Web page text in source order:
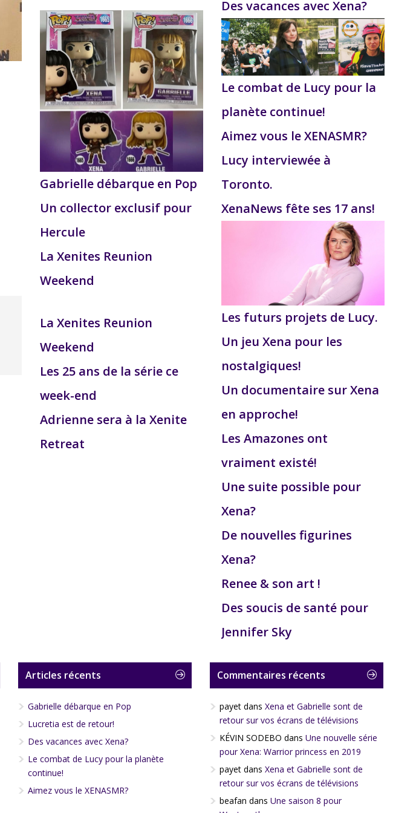
Gabrielle débarque en Pop
Un collector exclusif pour
Hercule
La Xenites Reunion
Weekend
La Xenites Reunion
Weekend
Les 25 ans de la série ce
week-end
Adrienne sera à la Xenite
Retreat
Des vacances avec Xena?
Le combat de Lucy pour la
planète continue!
Aimez vous le XENASMR?
Lucy interviewée à
Toronto.
XenaNews fête ses 17 ans!
Les futurs projets de Lucy.
Un jeu Xena pour les
nostalgiques!
Un documentaire sur Xena
en approche!
Les Amazones ont
vraiment existé!
Une suite possible pour
Xena?
De nouvelles figurines
Xena?
Renee & son art !
Des soucis de santé pour
Jennifer Sky
Articles récents
Gabrielle débarque en Pop
Lucretia est de retour!
Des vacances avec Xena?
Le combat de Lucy pour la planète
continue!
Aimez vous le XENASMR?
Commentaires récents
payet dans Xena et Gabrielle sont de
retour sur vos écrans de télévisions
KÉVIN SODEBO dans Une nouvelle série
pour Xena: Warrior princess en 2019
payet dans Xena et Gabrielle sont de
retour sur vos écrans de télévisions
beafan dans Une saison 8 pour